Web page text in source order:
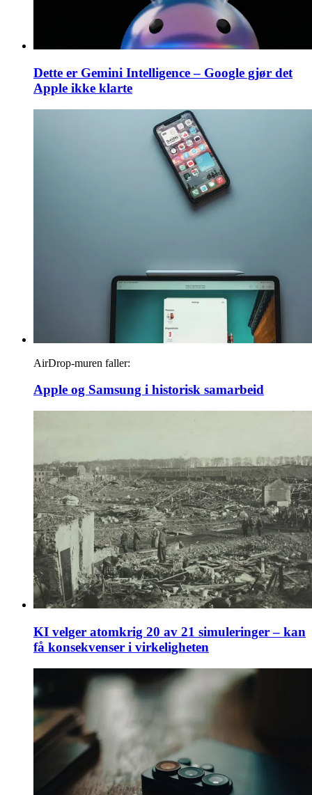
Dette er Gemini Intelligence – Google gjør det
Apple ikke klarte
AirDrop-muren faller:
Apple og Samsung i historisk samarbeid
KI velger atomkrig 20 av 21 simuleringer – kan
få konsekvenser i virkeligheten